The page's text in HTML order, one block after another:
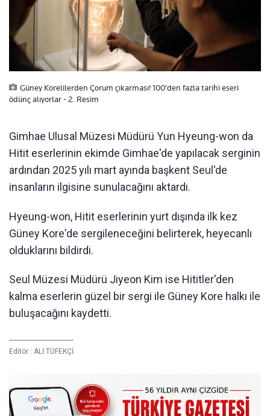
Güney Korelilerden Çorum çıkarması! 100'den fazla tarihi eseri
ödünç alıyorlar - 2. Resim
Gimhae Ulusal Müzesi Müdürü Yun Hyeung-won da
Hitit eserlerinin ekimde Gimhae'de yapılacak serginin
ardından 2025 yılı mart ayında başkent Seul'de
insanların ilgisine sunulacağını aktardı.
Hyeung-won, Hitit eserlerinin yurt dışında ilk kez
Güney Kore'de sergileneceğini belirterek, heyecanlı
olduklarını bildirdi.
Seul Müzesi Müdürü Jiyeon Kim ise Hititler'den
kalma eserlerin güzel bir sergi ile Güney Kore halkı ile
buluşacağını kaydetti.
Editör : ALİ TÜFEKÇİ